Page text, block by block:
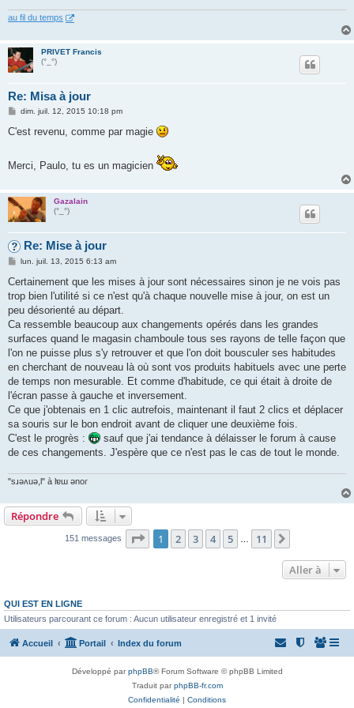
au fil du temps
PRIVET Francis
(°_°)
Re: Misa à jour
M
s
e
dim. juil. 12, 2015 10:18 pm
C'est revenu, comme par magie
Merci, Paulo, tu es un magicien
Gazalain
(°_°)
Re: Mise à jour
M
s
a
g
lun. juil. 13, 2015 6:13 am
Certainement que les mises à jour sont nécessaires sinon je ne vois pas
trop bien l'utilité si ce n'est qu'à chaque nouvelle mise à jour, on est un
peu désorienté au départ.
Ca ressemble beaucoup aux changements opérés dans les grandes
surfaces quand le magasin chamboule tous ses rayons de telle façon que
l'on ne puisse plus s'y retrouver et que l'on doit bousculer ses habitudes
en cherchant de nouveau là où sont vos produits habituels avec une perte
de temps non mesurable. Et comme d'habitude, ce qui était à droite de
l'écran passe à gauche et inversement.
Ce que j'obtenais en 1 clic autrefois, maintenant il faut 2 clics et déplacer
sa souris sur le bon endroit avant de cliquer une deuxième fois.
C'est le progrès :
sauf que j'ai tendance à délaisser le forum à cause
de ces changements. J'espère que ce n'est pas le cas de tout le monde.
"sɹǝʌuǝ,l" à lɐɯ ǝnoɾ
Répondre
151 messages Page 1sur11
1 2 3 4 5 … 11
Aller à
QUI EST EN LIGNE
Utilisateurs parcourant ce forum : Aucun utilisateur enregistré et 1 invité
Accueil Portail Index du forum
Développé parphpBB® Forum Software © phpBB Limited
Traduit parphpBB-fr.com
Confidentialité | Conditions